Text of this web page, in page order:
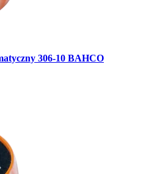
306-10 BAHCO